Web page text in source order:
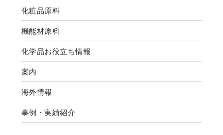
化粧品原料
機能材原料
化学品お役立ち情報
案内
海外情報
事例・実績紹介